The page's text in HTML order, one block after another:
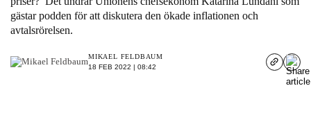
gästar podden för att diskutera den ökade inflationen och
avtalsrörelsen.
MIKAEL FELDBAUM
18 FEB 2022 | 08:42